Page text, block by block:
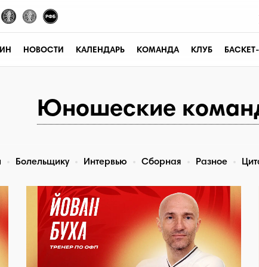
НОВОСТИ КАЛЕНДАРЬ КОМАНДА КЛУБ
Юношеские
Болельщику Интервью Сборная Разное